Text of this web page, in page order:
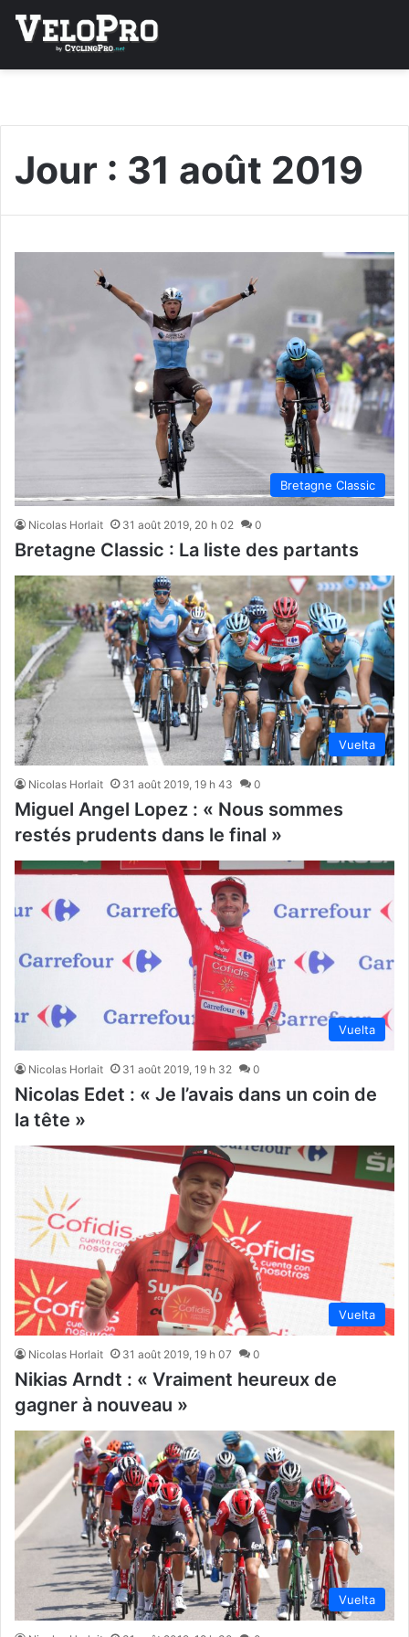
Jour : 31 août 2019
Bretagne Classic
Nicolas Horlait 31 août 2019, 20 h 02 0
Bretagne Classic : La liste des partants
Vuelta
Nicolas Horlait 31 août 2019, 19 h 43 0
Miguel Angel Lopez : « Nous sommes
restés prudents dans le final »
Vuelta
Nicolas Horlait 31 août 2019, 19 h 32 0
Nicolas Edet : « Je l’avais dans un coin de
la tête »
Vuelta
Nicolas Horlait 31 août 2019, 19 h 07 0
Nikias Arndt : « Vraiment heureux de
gagner à nouveau »
Vuelta